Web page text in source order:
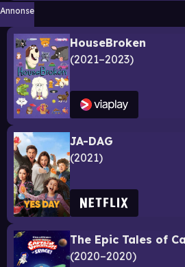
Annonse
HouseBroken
2021–2023
JA-DAG
2021
2020–2020